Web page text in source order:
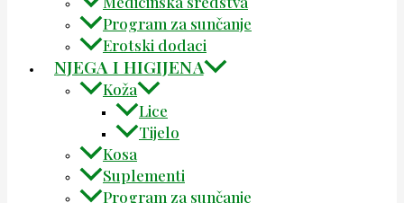
Program za sunčanje
Erotski dodaci
NJEGA I HIGIJENA
Koža
Lice
Tijelo
Kosa
Suplementi
Program za sunčanje